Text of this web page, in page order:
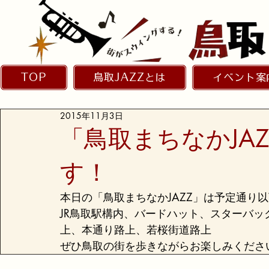
TOP 鳥取JAZZとは イベント案
「鳥取まちなか
す！
2015年11月3日
本日の「鳥取まちなかJAZZ」は予定通り
JR鳥取駅構内、バードハット、スターバ
上、本通り路上、若桜街道路上
ぜひ鳥取の街を歩きながらお楽しみくださ